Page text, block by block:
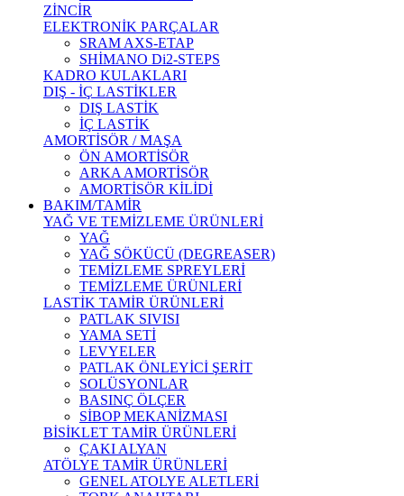
ZİNCİR
ELEKTRONİK PARÇALAR
SRAM AXS-ETAP
SHİMANO Di2-STEPS
KADRO KULAKLARI
DIŞ - İÇ LASTİKLER
DIŞ LASTİK
İÇ LASTİK
AMORTİSÖR / MAŞA
ÖN AMORTİSÖR
ARKA AMORTİSÖR
AMORTİSÖR KİLİDİ
BAKIM/TAMİR
YAĞ VE TEMİZLEME ÜRÜNLERİ
YAĞ
YAĞ SÖKÜCÜ (DEGREASER)
TEMİZLEME SPREYLERİ
TEMİZLEME ÜRÜNLERİ
LASTİK TAMİR ÜRÜNLERİ
PATLAK SIVISI
YAMA SETİ
LEVYELER
PATLAK ÖNLEYİCİ ŞERİT
SOLÜSYONLAR
BASINÇ ÖLÇER
SİBOP MEKANİZMASI
BİSİKLET TAMİR ÜRÜNLERİ
ÇAKI ALYAN
ATÖLYE TAMİR ÜRÜNLERİ
GENEL ATOLYE ALETLERİ